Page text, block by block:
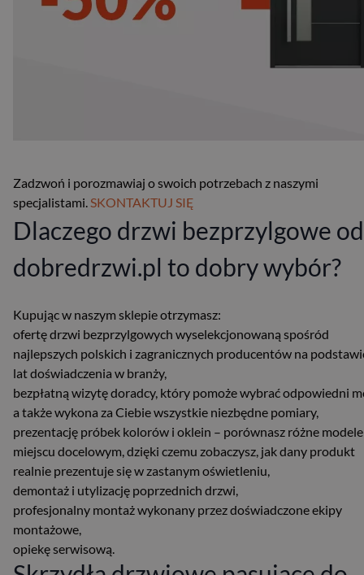
Zadzwoń i porozmawiaj o swoich potrzebach z naszymi
specjalistami.SKONTAKTUJ SIĘ
Dlaczego drzwi bezprzylgowe od
dobredrzwi.pl to dobry wybór?
Kupując w naszym sklepie otrzymasz:
ofertę drzwi bezprzylgowych wyselekcjonowaną spośród
najlepszych polskich i zagranicznych producentów na
lat doświadczenia w branży,
bezpłatną wizytę doradcy, który pomoże wybrać odpowiedni
a także wykona za Ciebie wszystkie niezbędne pomiary,
prezentację próbek kolorów i oklein – porównasz różne
miejscu docelowym, dzięki czemu zobaczysz, jak dany produkt
realnie prezentuje się w zastanym oświetleniu,
demontaż i utylizację poprzednich drzwi,
profesjonalny montaż wykonany przez doświadczone ekipy
montażowe,
opiekę serwisową.